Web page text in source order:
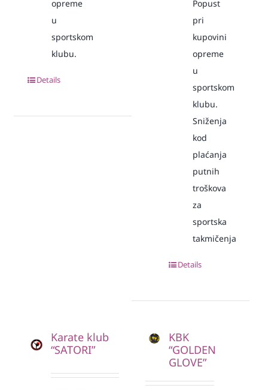
opreme
u
sportskom
klubu.
Details
Popust
pri
kupovini
opreme
u
sportskom
klubu.
Sniženja
kod
plaćanja
putnih
troškova
za
sportska
takmičenja
Details
Karate klub
“SATORI”
KBK
“GOLDEN
GLOVE”